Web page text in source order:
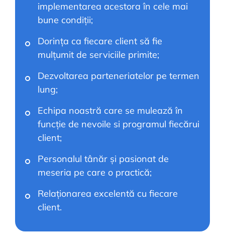
implementarea acestora în cele mai
bune condiții;
Dorința ca fiecare client să fie
mulțumit de serviciile primite;
Dezvoltarea parteneriatelor pe termen
lung;
Echipa noastră care se mulează în
funcție de nevoile si programul fiecărui
client;
Personalul tânăr și pasionat de
meseria pe care o practică;
Relaționarea excelentă cu fiecare
client.